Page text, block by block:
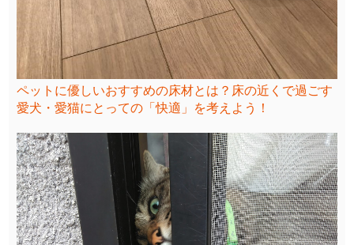
ペットに優しいおすすめの床材とは？床の近くで過ごす
愛犬・愛猫にとっての「快適」を考えよう！